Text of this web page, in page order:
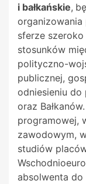
i bałkańskie,
sferze
stosunków
polityczno-
publicznej,
odniesieniu do
oraz
programowej,
zawodowym,
studiów
absolwenta